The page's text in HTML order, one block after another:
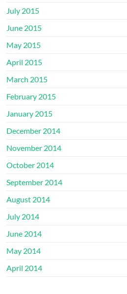
July 2015
June 2015
May 2015
April 2015
March 2015
February 2015
January 2015
December 2014
November 2014
October 2014
September 2014
August 2014
July 2014
June 2014
May 2014
April 2014